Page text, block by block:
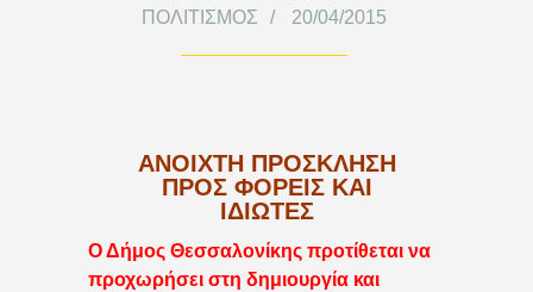
ΠΟΛΙΤΙΣΜΌΣ
20/04/2015
ΑΝΟΙΧΤΗ ΠΡΟΣΚΛΗΣΗ
ΠΡΟΣ ΦΟΡΕΙΣ ΚΑΙ
ΙΔΙΩΤΕΣ
Ο Δήμος Θεσσαλονίκης προτίθεται να
προχωρήσει στη δημιουργία και